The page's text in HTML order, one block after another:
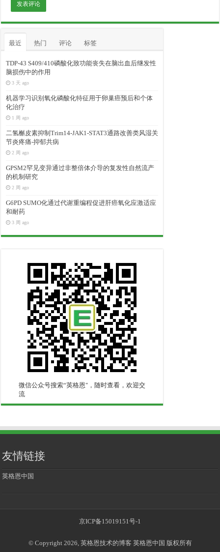
最近 热门 评论 标签
TDP-43 S409/410磷酸化致功能丧失在脑出血后继发性
脑损伤中的作用
3 天 ago
机器学习识别氧化磷酸化特征用于卵巢癌预后和个体
化治疗
1 周 ago
二氢槲皮素抑制Trim14-JAK1-STAT3通路改善类风湿关
节炎疼痛-抑郁共病
2 周 ago
GPSM2罕见变异通过非整倍体介导的复发性自然流产
的机制研究
2 周 ago
G6PD SUMO化通过代谢重编程促进肝癌氧化应激适应
和耐药
3 周 ago
微信公众号搜索“英格恩"，随时查看，欢迎交
流
友情链接
英格恩中国
京ICP备15019151号-1
© Copyright 2026, 英格恩技术的博客 英格恩中国 版权所有